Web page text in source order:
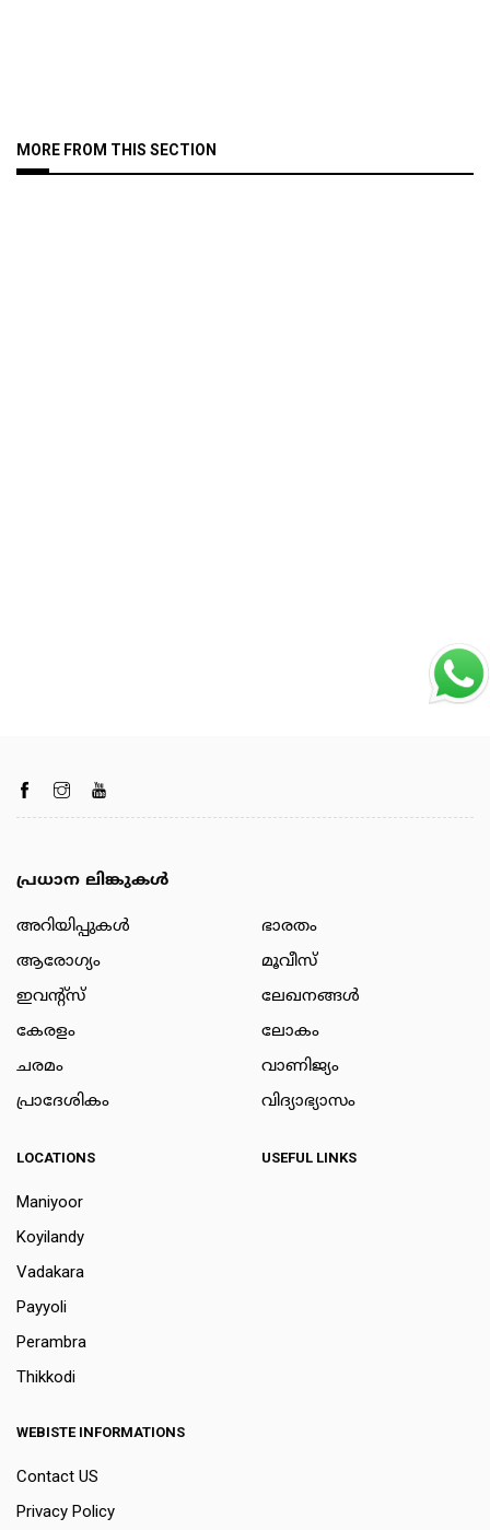
MORE FROM THIS SECTION
പ്രധാന ലിങ്കുകൾ
അറിയിപ്പുകള്‍
ആരോഗ്യം
ഇവന്റ്സ്
കേരളം
ചരമം
പ്രാദേശികം
ഭാരതം
മൂവീസ്
ലേഖനങ്ങള്‍
ലോകം
വാണിജ്യം
വിദ്യാഭ്യാസം
LOCATIONS
Maniyoor
Koyilandy
Vadakara
Payyoli
Perambra
Thikkodi
USEFUL LINKS
WEBISTE INFORMATIONS
Contact US
Privacy Policy